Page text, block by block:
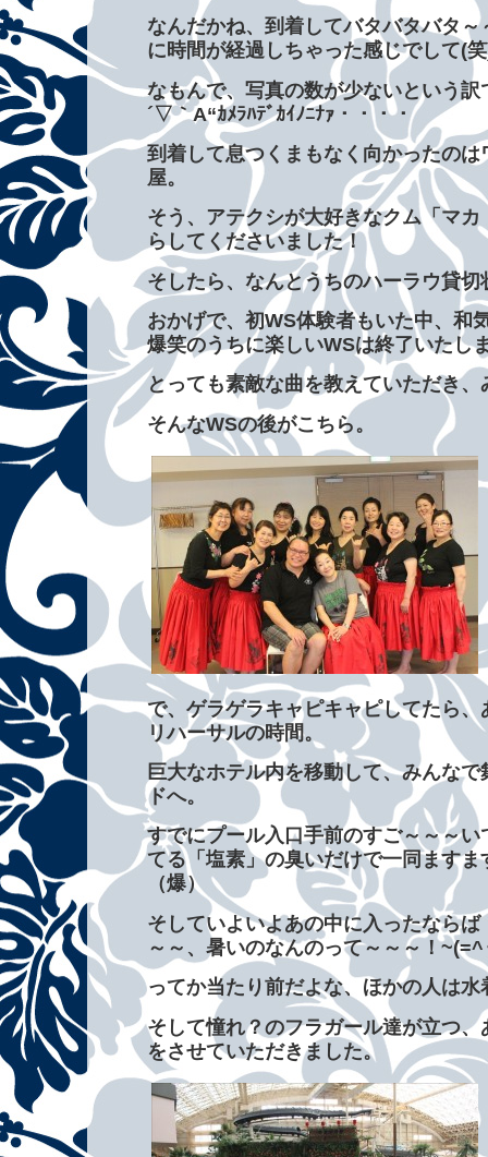
なんだかね、到着してバタバタバタ
に時間が経過しちゃった感じでして(
なもんで、写真の数が少ないという
´▽｀A“ｶﾒﾗﾊﾃﾞｶｲﾉﾆﾅｧ・・・・
到着して息つくまもなく向かったの
屋。
そう、アテクシが大好きなクム「マ
らしてくださいました！
そしたら、なんとうちのハーラウ貸切
おかげで、初WS体験者もいた中、和
爆笑のうちに楽しいWSは終了いたし
とっても素敵な曲を教えていただき、
そんなWSの後がこちら。
で、ゲラゲラキャピキャピしてたら
リハーサルの時間。
巨大なホテル内を移動して、みんな
ドへ。
すでにプール入口手前のすご～～～
てる「塩素」の臭いだけで一同ますま
（爆）
そしていよいよあの中に入ったなら
～～、暑いのなんのって～～～！
ってか当たり前だよな、ほかの人は
そして憧れ？のフラガール達が立つ
をさせていただきました。